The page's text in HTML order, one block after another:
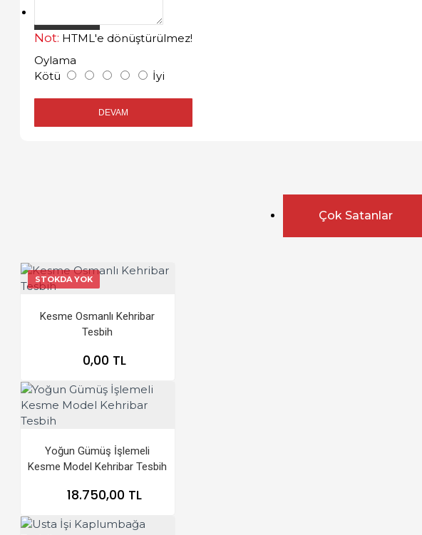
Not: HTML'e dönüştürülmez!
Oylama
Kötü
İyi
DEVAM
Çok Satanlar
STOKDA YOK
Kesme Osmanlı Kehribar
Tesbih
0,00 TL
Yoğun Gümüş İşlemeli
Kesme Model Kehribar Tesbih
18.750,00 TL